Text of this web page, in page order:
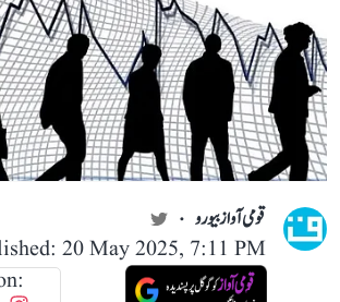
قومی آواز بیورو
20 May 2025, 7:11 PM